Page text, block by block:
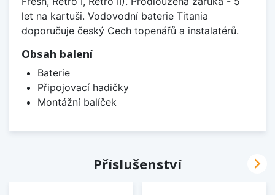
let na kartuši. Vodovodní baterie Titania
doporučuje český Cech topenářů a instalatérů.
Obsah balení
Baterie
Připojovací hadičky
Montážní balíček
Příslušenství 